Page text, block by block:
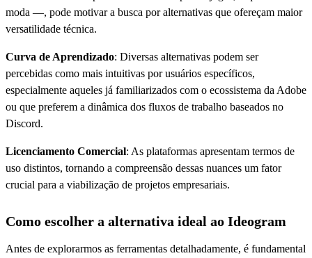
moda —, pode motivar a busca por alternativas que ofereçam maior
versatilidade técnica.
Curva de Aprendizado: Diversas alternativas podem ser
percebidas como mais intuitivas por usuários específicos,
especialmente aqueles já familiarizados com o ecossistema da Adobe
ou que preferem a dinâmica dos fluxos de trabalho baseados no
Discord.
Licenciamento Comercial: As plataformas apresentam termos de
uso distintos, tornando a compreensão dessas nuances um fator
crucial para a viabilização de projetos empresariais.
Como escolher a alternativa ideal ao Ideogram
Antes de explorarmos as ferramentas detalhadamente, é fundamental